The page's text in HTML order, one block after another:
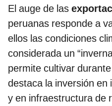
El auge de las
peruanas responde a
ellos las condiciones
considerada un
permite cultivar
destaca la inversión en
y en infraestructura de